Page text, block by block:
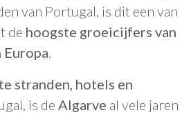
van Portugal, is dit een van
de hoogste groeicijfers van
.
stranden, hotels en
is de Algarve al vele jaren